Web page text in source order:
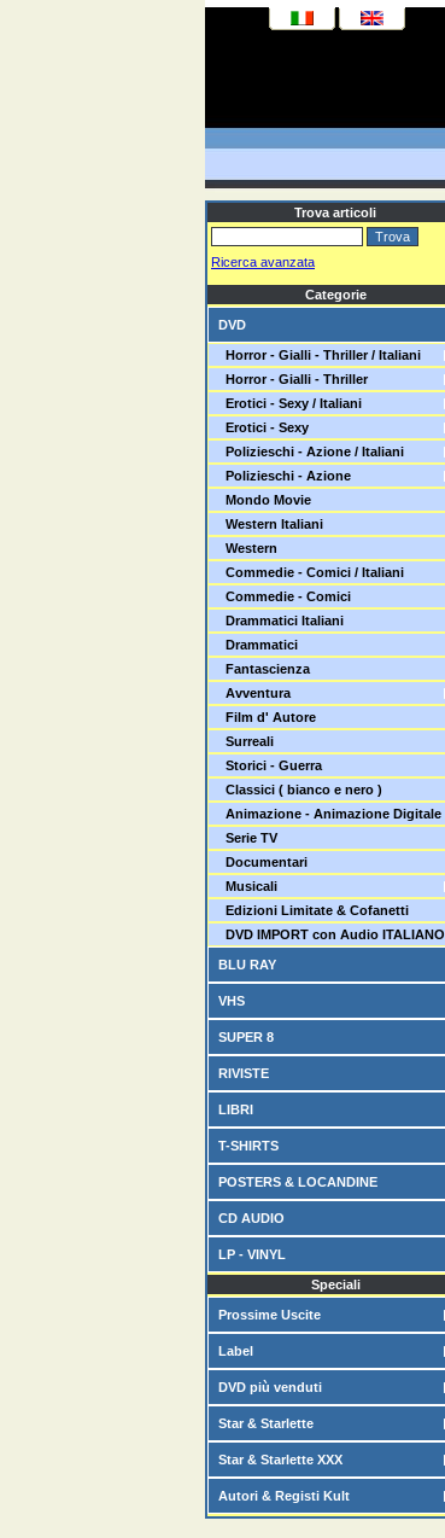
Trova articoli
Ricerca avanzata
Categorie
DVD
Horror - Gialli - Thriller / Italiani
Horror - Gialli - Thriller
Erotici - Sexy / Italiani
Erotici - Sexy
Polizieschi - Azione / Italiani
Polizieschi - Azione
Mondo Movie
Western Italiani
Western
Commedie - Comici / Italiani
Commedie - Comici
Drammatici Italiani
Drammatici
Fantascienza
Avventura
Film d' Autore
Surreali
Storici - Guerra
Classici ( bianco e nero )
Animazione - Animazione Digitale
Serie TV
Documentari
Musicali
Edizioni Limitate & Cofanetti
DVD IMPORT con Audio ITALIANO
BLU RAY
VHS
SUPER 8
RIVISTE
LIBRI
T-SHIRTS
POSTERS & LOCANDINE
CD AUDIO
LP - VINYL
Speciali
Prossime Uscite
Label
DVD più venduti
Star & Starlette
Star & Starlette XXX
Autori & Registi Kult